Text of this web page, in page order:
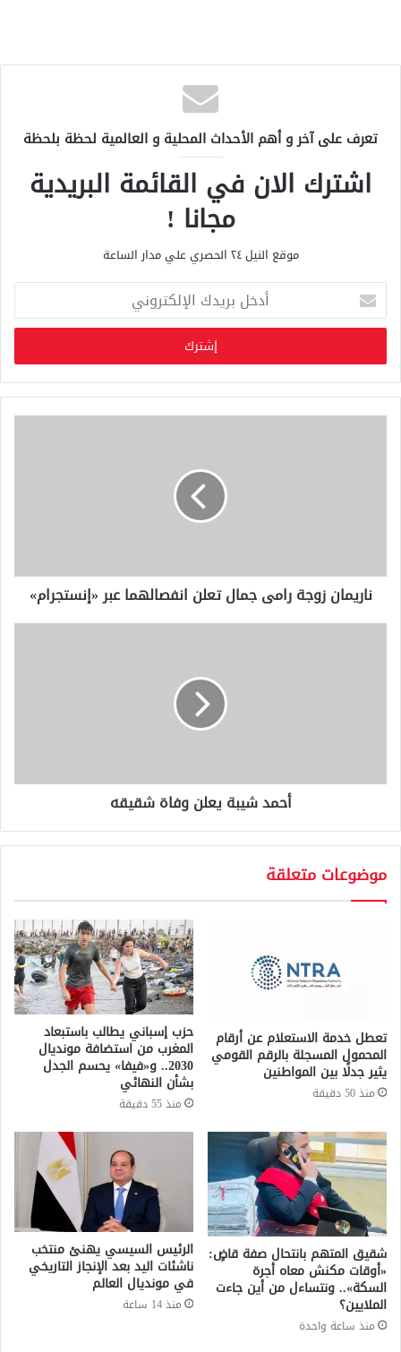
تعرف على آخر و أهم الأحداث المحلية و العالمية لحظة بلحظة
اشترك الان في القائمة البريدية
مجانا !
موقع النيل ٢٤ الحصري علي مدار الساعة
خ
ب
ر
ي
ر
ي
ناريمان زوجة رامى جمال تعلن انفصالهما عبر «إنستجرام»
أحمد شيبة يعلن وفاة شقيقه
موضوعات متعلقة
تعطل خدمة الاستعلام عن أرقام
المحمول المسجلة بالرقم القومي
يثير جدلًا بين المواطنين
منذ 50 دقيقة
حزب إسباني يطالب باستبعاد
المغرب من استضافة مونديال
2030.. و«فيفا» يحسم الجدل
بشأن النهائي
منذ 55 دقيقة
شقيق المتهم بانتحال صفة قاضٍ:
«أوقات مكنش معاه أجرة
السكة».. ونتساءل من أين جاءت
الملايين؟
منذ ساعة واحدة
الرئيس السيسي يهنئ منتخب
ناشئات اليد بعد الإنجاز التاريخي
في مونديال العالم
منذ 14 ساعة